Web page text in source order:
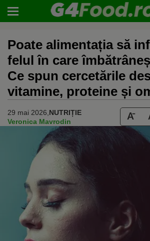
Poate alimentația să
felul în care
Ce spun cercetările
vitamine, proteine și
29 mai 2026, NUTRIȚIE
Veronica Mavrodin